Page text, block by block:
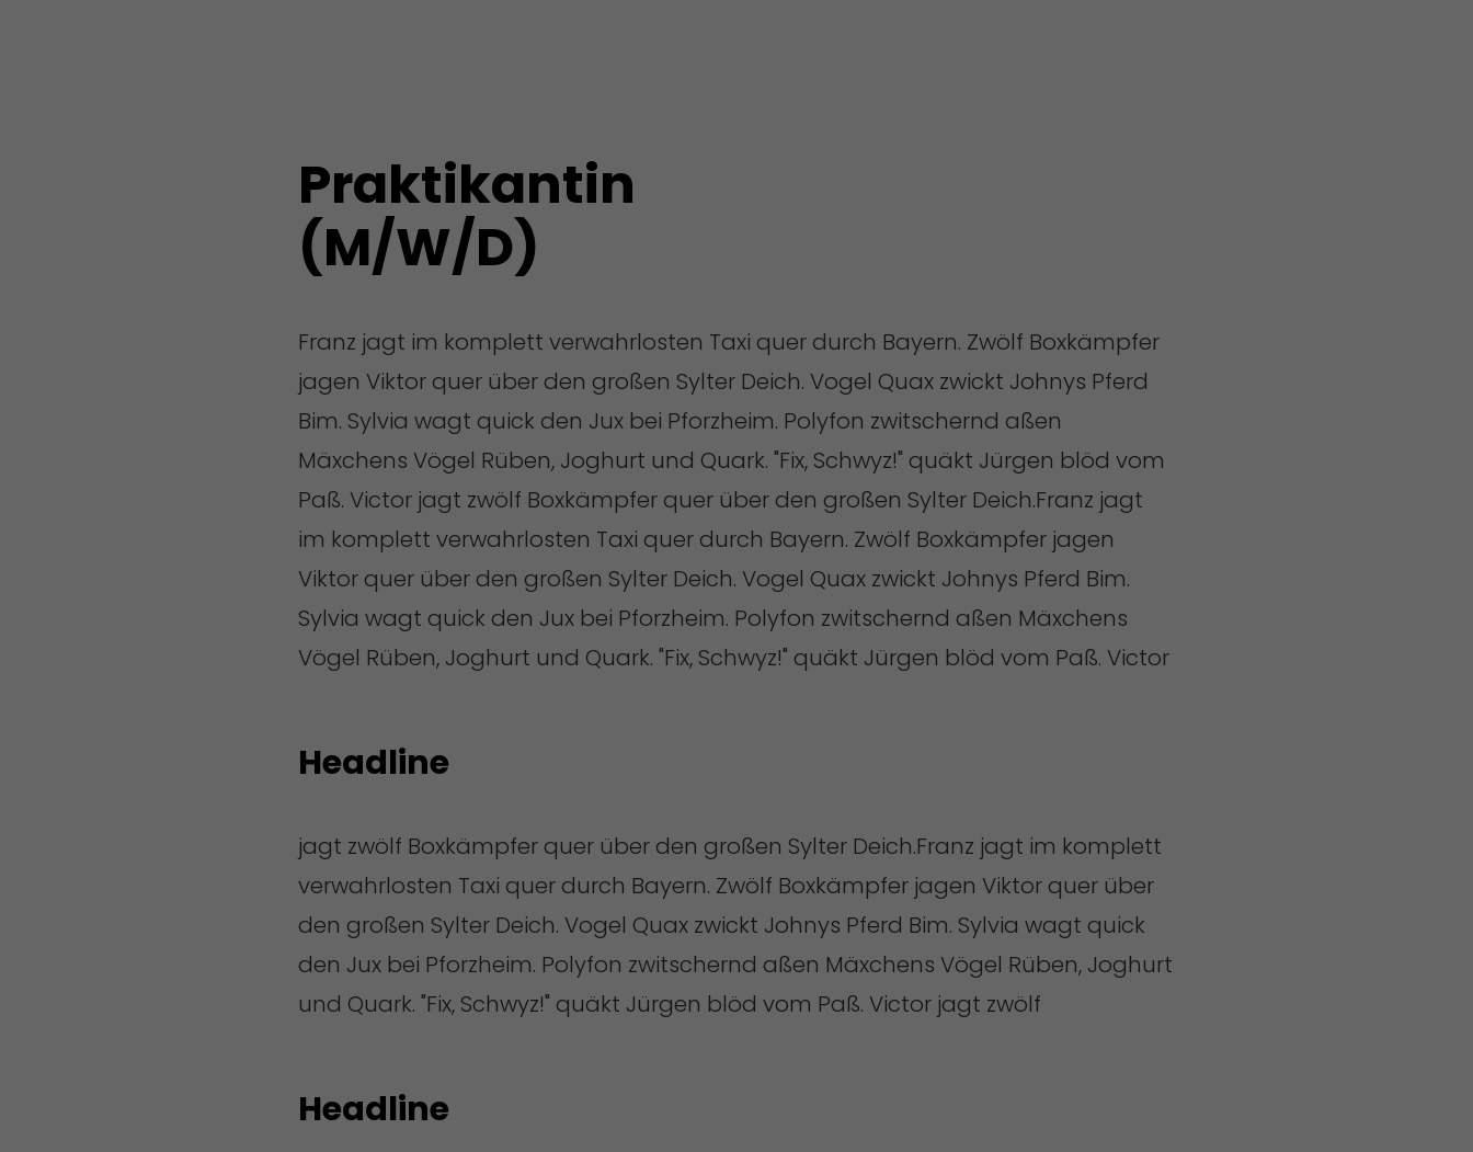
Praktikantin
(M/W/D)
Franz jagt im komplett verwahrlosten Taxi quer durch Bayern. Zwölf Boxkämpfer
jagen Viktor quer über den großen Sylter Deich. Vogel Quax zwickt Johnys Pferd
Bim. Sylvia wagt quick den Jux bei Pforzheim. Polyfon zwitschernd aßen
Mäxchens Vögel Rüben, Joghurt und Quark. "Fix, Schwyz!" quäkt Jürgen blöd vom
Paß. Victor jagt zwölf Boxkämpfer quer über den großen Sylter Deich.Franz jagt
im komplett verwahrlosten Taxi quer durch Bayern. Zwölf Boxkämpfer jagen
Viktor quer über den großen Sylter Deich. Vogel Quax zwickt Johnys Pferd Bim.
Sylvia wagt quick den Jux bei Pforzheim. Polyfon zwitschernd aßen Mäxchens
Vögel Rüben, Joghurt und Quark. "Fix, Schwyz!" quäkt Jürgen blöd vom Paß. Victor
Headline
jagt zwölf Boxkämpfer quer über den großen Sylter Deich.Franz jagt im komplett
verwahrlosten Taxi quer durch Bayern. Zwölf Boxkämpfer jagen Viktor quer über
den großen Sylter Deich. Vogel Quax zwickt Johnys Pferd Bim. Sylvia wagt quick
den Jux bei Pforzheim. Polyfon zwitschernd aßen Mäxchens Vögel Rüben, Joghurt
und Quark. "Fix, Schwyz!" quäkt Jürgen blöd vom Paß. Victor jagt zwölf
Headline